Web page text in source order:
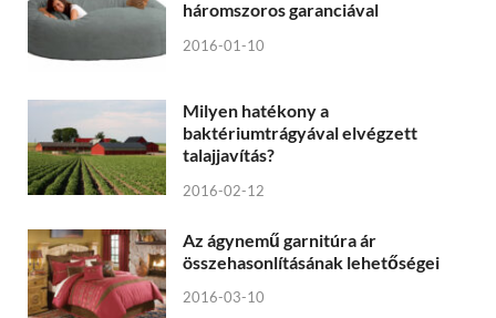
háromszoros garanciával
2016-01-10
Milyen hatékony a
baktériumtrágyával elvégzett
talajjavítás?
2016-02-12
Az ágynemű garnitúra ár
összehasonlításának lehetőségei
2016-03-10